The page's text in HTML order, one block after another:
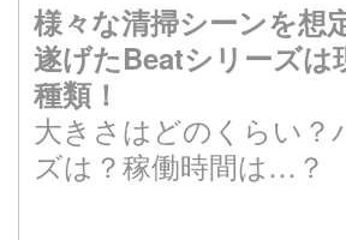
様々な清掃シーンを想
遂げたBeatシリーズは
種類！
大きさはどのくらい？
ズは？稼働時間は…？